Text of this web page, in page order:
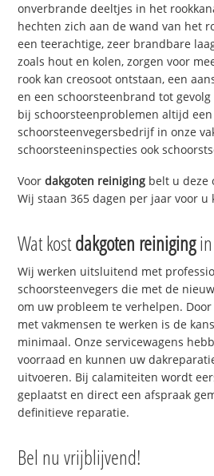
onverbrande deeltjes in het
hechten zich aan de wand van het
een teerachtige, zeer brandbare
zoals hout en kolen, zorgen voor
rook kan creosoot ontstaan, een
en een schoorsteenbrand tot
bij schoorsteenproblemen altijd
schoorsteenvegersbedrijf in onze
schoorsteeninspecties ook
Voordakgoten reiniging belt u deze
Wij staan 365 dagen per jaar voor u
Wat kostdakgoten reinigingin
Wij werken uitsluitend met
schoorsteenvegers die met de
om uw probleem te verhelpen.
met vakmensen te werken is de
minimaal. Onze servicewagens
voorraad en kunnen uw
uitvoeren. Bij calamiteiten wordt
geplaatst en direct een afspraak
definitieve reparatie.
Bel nu vrijblijvend!